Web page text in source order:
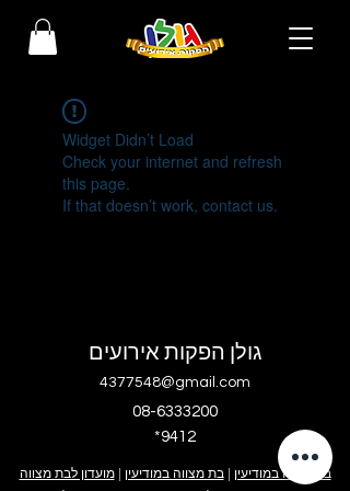
Widget Didn’t Load
Check your internet and refresh
this page.
If that doesn’t work, contact us.
גולן הפקות אירועים
4377548@gmail.com
08-6333200
בר מצווה במודיעין |בת מצווה במודיעין |מועדון לבת מצווה
*9412